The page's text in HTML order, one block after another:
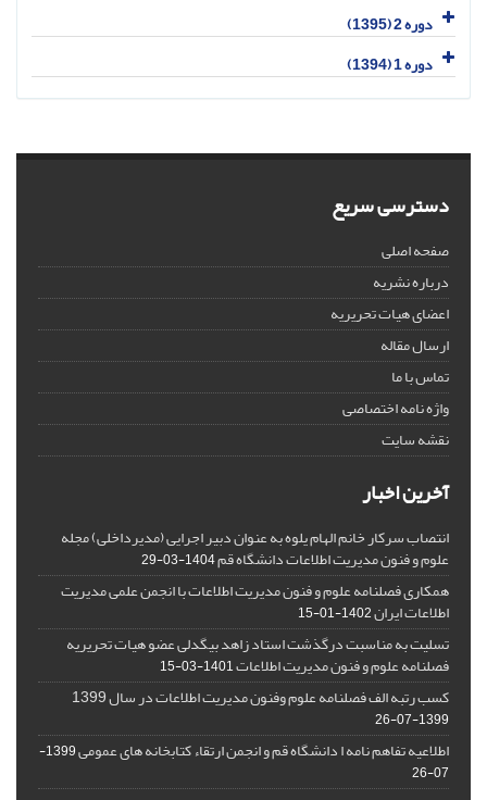
دوره 2 (1395)
دوره 1 (1394)
دسترسی سریع
صفحه اصلی
درباره نشریه
اعضای هیات تحریریه
ارسال مقاله
تماس با ما
واژه نامه اختصاصی
نقشه سایت
آخرین اخبار
انتصاب سرکار خانم الهام یلوه به عنوان دبیر اجرایی (مدیرداخلی) مجله
علوم و فنون مدیریت اطلاعات دانشگاه قم1404-03-29
همکاری فصلنامه علوم و فنون مدیریت اطلاعات با انجمن علمی مدیریت
اطلاعات ایران1402-01-15
تسلیت به مناسبت درگذشت استاد زاهد بیگدلی عضو هیات تحریریه
فصلنامه علوم و فنون مدیریت اطلاعات1401-03-15
کسب رتبه الف فصلنامه علوم وفنون مدیریت اطلاعات در سال 1399
1399-07-26
اطلاعیه تفاهم نامه ا دانشگاه قم و انجمن ارتقاء کتابخانه های عمومی
1399-
07-26